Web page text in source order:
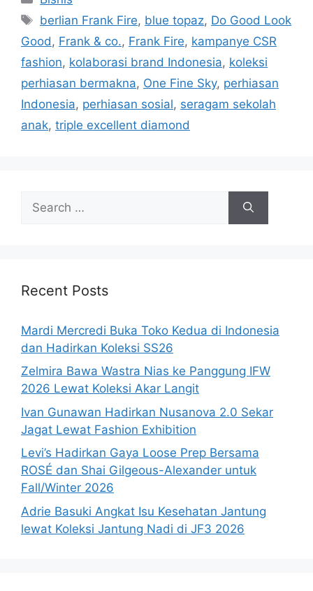
Tags
berlian Frank Fire, blue topaz, Do Good Look
Good , Frank & co., Frank Fire, kampanye CSR
fashion, kolaborasi brand Indonesia, koleksi
perhiasan bermakna, One Fine Sky, perhiasan
Indonesia, perhiasan sosial, seragam sekolah
anak, triple excellent diamond
for:
Recent Posts
Mardi Mercredi Buka Toko Kedua di Indonesia
dan Hadirkan Koleksi SS26
Zelmira Bawa Wastra Nias ke Panggung IFW
2026 Lewat Koleksi Akar Langit
Ivan Gunawan Hadirkan Nusanova 2.0 Sekar
Jagat Lewat Fashion Exhibition
Levi’s Hadirkan Gaya Loose Prep Bersama
ROSÉ dan Shai Gilgeous-Alexander untuk
Fall/Winter 2026
Adrie Basuki Angkat Isu Kesehatan Jantung
lewat Koleksi Jantung Nadi di JF3 2026